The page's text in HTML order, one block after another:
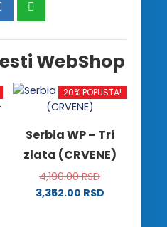
WebShop
20% POPUSTA!
Serbia WP – Tri
zlata (CRVENE)
4,190.00RSD
3,352.00 RSD